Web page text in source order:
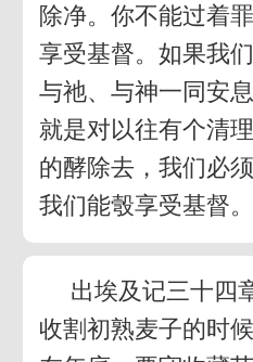
除净。你不能过着
享受基督。如果我
与祂、与神一同安
就是对以往有个清
的酵除去，我们必
我们能彀享受基督。
出埃及记三十四
收割初熟麦子的时